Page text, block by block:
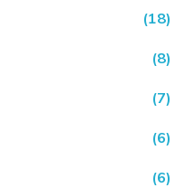
(18)
(8)
(7)
(6)
(6)